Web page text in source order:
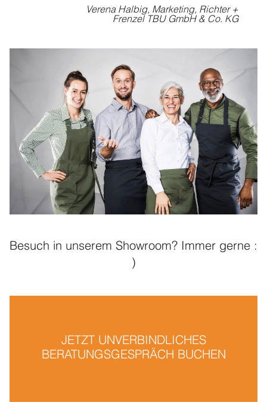
Verena Halbig, Marketing, Richter +
Frenzel TBU GmbH & Co. KG
Besuch in unserem Showroom? Immer gerne :
)
JETZT UNVERBINDLICHES
BERATUNGSGESPRÄCH BUCHEN